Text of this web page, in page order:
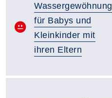
Wassergewöhnung
für Babys und
Kleinkinder mit
ihren Eltern